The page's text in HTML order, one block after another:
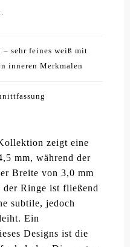
– sehr feines weiß mit
inneren Merkmalen
zeigt eine
mm, während der
Breite von 3,0 mm
Ringe ist fließend
subtile, jedoch
Ein
Designs ist die